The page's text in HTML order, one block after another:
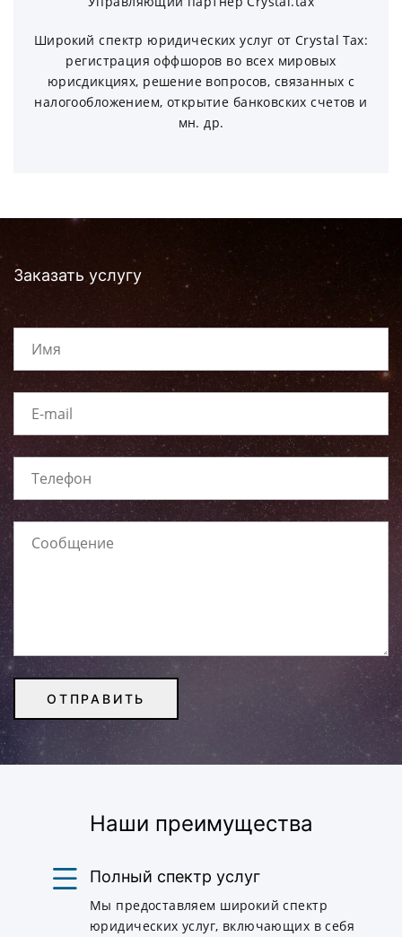
Широкий спектр юридических услуг от Crystal Tax:
регистрация оффшоров во всех мировых
юрисдикциях, решение вопросов, связанных с
налогообложением, открытие банковских счетов и
мн. др.
Заказать услугу
Наши преимущества
Полный спектр услуг
Мы предоставляем широкий спектр
юридических услуг, включающих в себя